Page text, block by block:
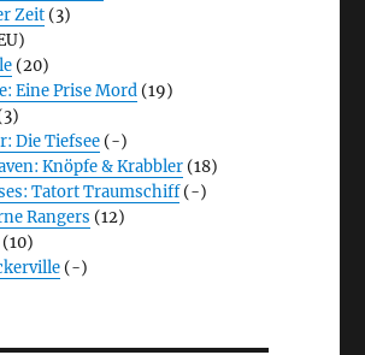
Zeit (3)
(20)
Eine Prise Mord (19)
Die Tiefsee (-)
Knöpfe & Krabbler (18)
Tatort Traumschiff(-)
Rangers (12)
(10)
(-)